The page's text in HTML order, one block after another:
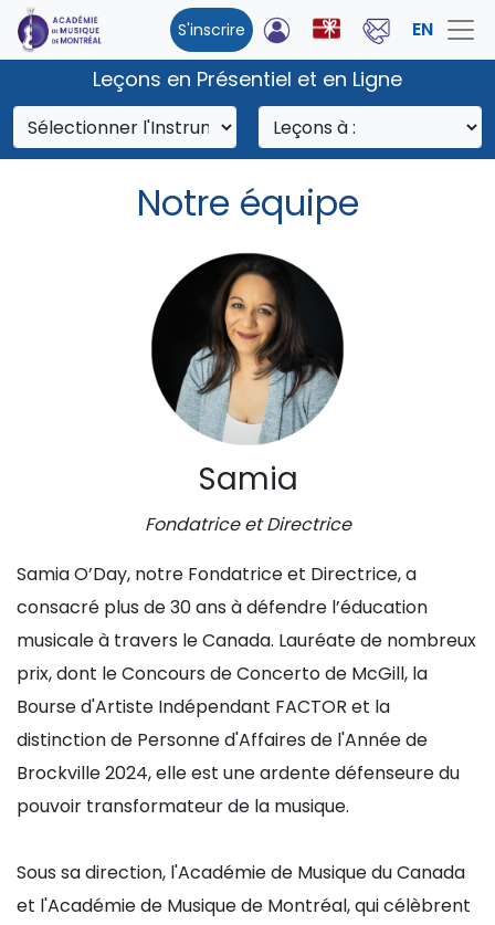
S'inscrire EN
Leçons en Présentiel et en Ligne
Notre équipe
Samia
Fondatrice et Directrice
Samia O’Day, notre Fondatrice et Directrice, a
consacré plus de 30 ans à défendre l’éducation
musicale à travers le Canada. Lauréate de nombreux
prix, dont le Concours de Concerto de McGill, la
Bourse d'Artiste Indépendant FACTOR et la
distinction de Personne d'Affaires de l'Année de
Brockville 2024, elle est une ardente défenseure du
pouvoir transformateur de la musique.
Sous sa direction, l'Académie de Musique du Canada
et l'Académie de Musique de Montréal, qui célèbrent